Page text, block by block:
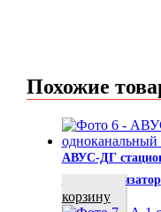
Похожие
АВУС-ДГ
газосигнализатор
корзину